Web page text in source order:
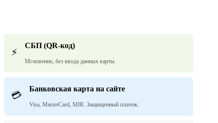
⚡
СБП (QR-код)
Мгновенно, без ввода данных карты.
💳
Банковская карта на сайте
Visa, MasterCard, MIR. Защищенный платеж.